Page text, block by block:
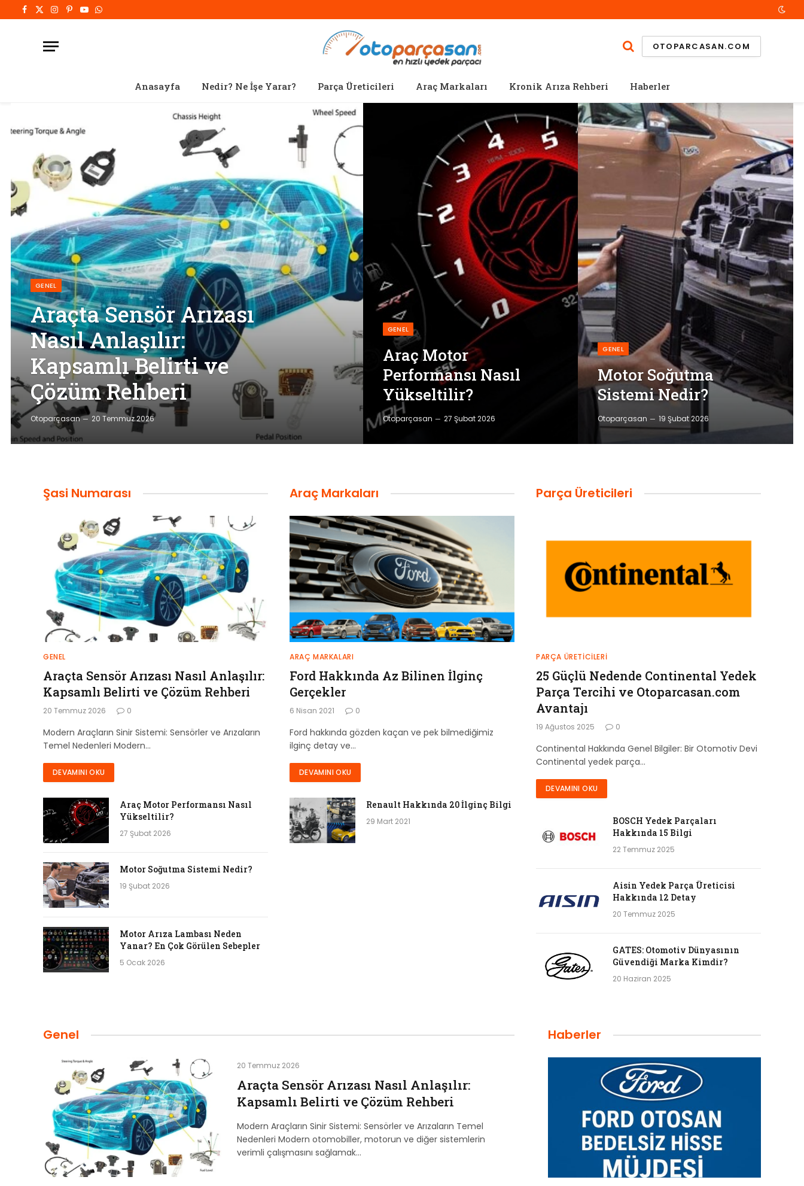
Facebook
X
Instagram
Pinterest'in
YoutubeWhatsApp
OTOPARCASAN.COM
Anasayfa Nedir? Ne İşe Yarar? Parça Üreticileri Araç Markaları Kronik Arıza Rehberi Haberler
GENEL
Araçta Sensör Arızası
Nasıl Anlaşılır:
Kapsamlı Belirti ve
Çözüm Rehberi
Otoparçasan 20 Temmuz 2026
GENEL
Araç Motor
Performansı Nasıl
Yükseltilir?
Otoparçasan 27 Şubat 2026
GENEL
Motor Soğutma
Sistemi Nedir?
Otoparçasan 19 Şubat 2026
Şasi Numarası
GENEL
Araçta Sensör Arızası Nasıl Anlaşılır:
Kapsamlı Belirti ve Çözüm Rehberi
20 Temmuz 2026 0
Modern Araçların Sinir Sistemi: Sensörler ve Arızaların
Temel Nedenleri Modern…
DEVAMINI OKU
Araç Motor Performansı Nasıl
Yükseltilir?
27 Şubat 2026
Motor Soğutma Sistemi Nedir?
19 Şubat 2026
Motor Arıza Lambası Neden
Yanar? En Çok Görülen Sebepler
5 Ocak 2026
Araç Markaları
ARAÇ MARKALARI
Ford Hakkında Az Bilinen İlginç
Gerçekler
6 Nisan 2021 0
Ford hakkında gözden kaçan ve pek bilmediğimiz
ilginç detay ve…
DEVAMINI OKU
Renault Hakkında 20 İlginç Bilgi
29 Mart 2021
Parça Üreticileri
PARÇA ÜRETICILERI
25 Güçlü Nedende Continental Yedek
Parça Tercihi ve Otoparcasan.com
Avantajı
19 Ağustos 2025 0
Continental Hakkında Genel Bilgiler: Bir Otomotiv Devi
Continental yedek parça…
DEVAMINI OKU
BOSCH Yedek Parçaları
Hakkında 15 Bilgi
22 Temmuz 2025
Aisin Yedek Parça Üreticisi
Hakkında 12 Detay
20 Temmuz 2025
GATES: Otomotiv Dünyasının
Güvendiği Marka Kimdir?
20 Haziran 2025
Genel
20 Temmuz 2026
Araçta Sensör Arızası Nasıl Anlaşılır:
Kapsamlı Belirti ve Çözüm Rehberi
Modern Araçların Sinir Sistemi: Sensörler ve Arızaların Temel
Nedenleri Modern otomobiller, motorun ve diğer sistemlerin
verimli çalışmasını sağlamak…
Haberler